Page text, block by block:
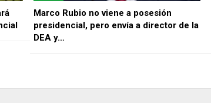
Marco Rubio no viene a posesión
presidencial, pero envía a director de la
DEA y…